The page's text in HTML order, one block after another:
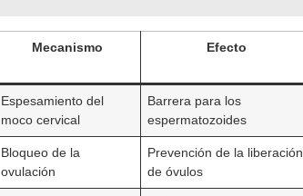
Mecanismo Efecto
Espesamiento del
moco cervical
Barrera para los
espermatozoides
Bloqueo de la
ovulación
Prevención de la liberación
de óvulos